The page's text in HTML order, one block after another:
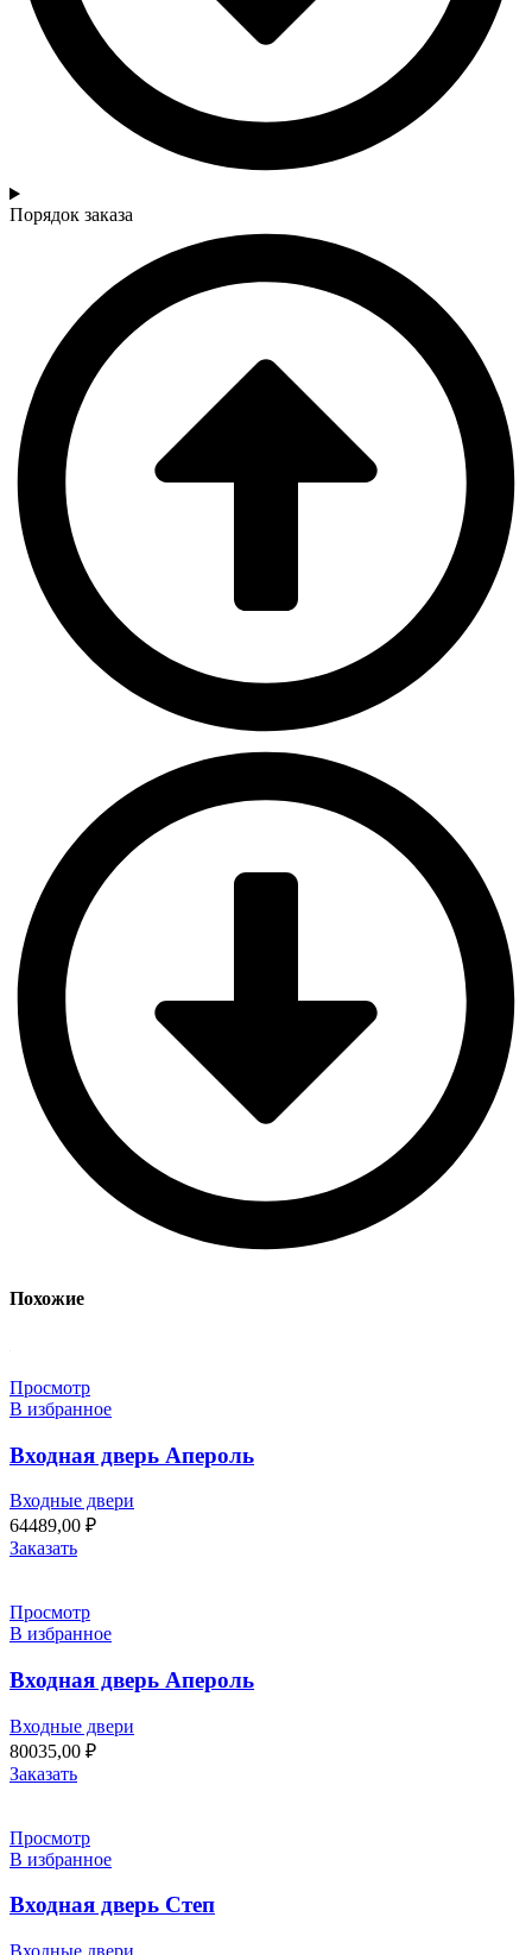
Порядок заказа
Похожие
Просмотр
В избранное
Входная дверь Апероль
Входные двери
64489,00 ₽
Заказать
Просмотр
В избранное
Входная дверь Апероль
Входные двери
80035,00 ₽
Заказать
Просмотр
В избранное
Входная дверь Степ